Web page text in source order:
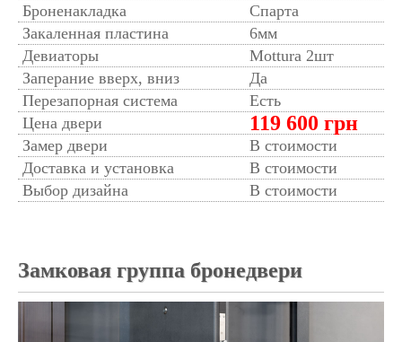
Броненакладка
Спарта
Закаленная пластина
6мм
Девиаторы
Mottura 2шт
Заперание вверх, вниз
Да
Перезапорная система
Есть
Цена двери
119 600 грн
Замер двери
В стоимости
Доставка и установка
В стоимости
Выбор дизайна
В стоимости
Замковая группа бронедвери